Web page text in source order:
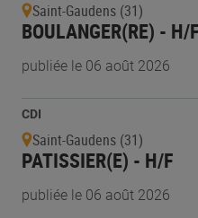
Saint-Gaudens (31)
BOULANGER(RE) - H/F
publiée le 06 août 2026
CDI
Saint-Gaudens (31)
PATISSIER(E) - H/F
publiée le 06 août 2026